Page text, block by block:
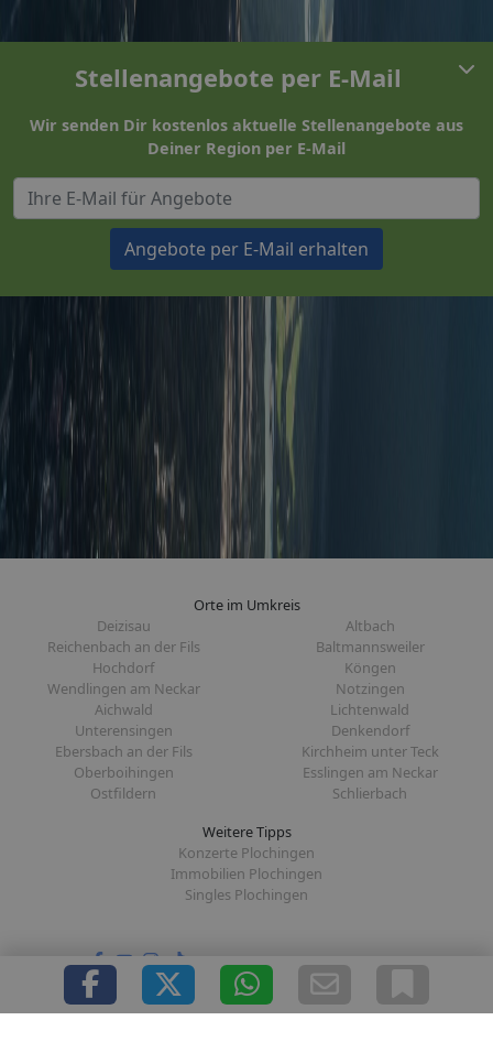
Stellenangebote per E-Mail
Wir senden Dir kostenlos aktuelle Stellenangebote aus
Deiner Region per E-Mail
Angebote per E-Mail erhalten
Orte im Umkreis
Deizisau
Altbach
Reichenbach an der Fils
Baltmannsweiler
Hochdorf
Köngen
Wendlingen am Neckar
Notzingen
Aichwald
Lichtenwald
Unterensingen
Denkendorf
Ebersbach an der Fils
Kirchheim unter Teck
Oberboihingen
Esslingen am Neckar
Ostfildern
Schlierbach
Weitere Tipps
Konzerte Plochingen
Immobilien Plochingen
Singles Plochingen